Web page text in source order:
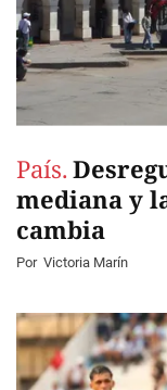
País.
mediana y
cambia
Por Victoria Marín